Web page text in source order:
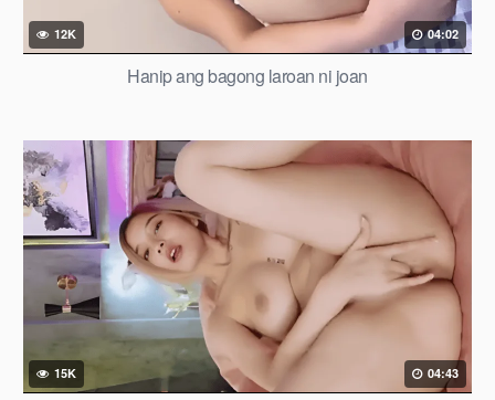
12K 04:02
Hanip ang bagong laroan ni joan
15K 04:43